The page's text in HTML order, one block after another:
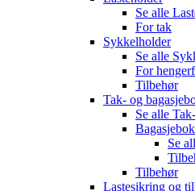
Se alle
For tak
Sykkelholder
Se alle
For
Tilbehør
Tak- og
Se alle
Se
Tilbehør
Lastesikring og